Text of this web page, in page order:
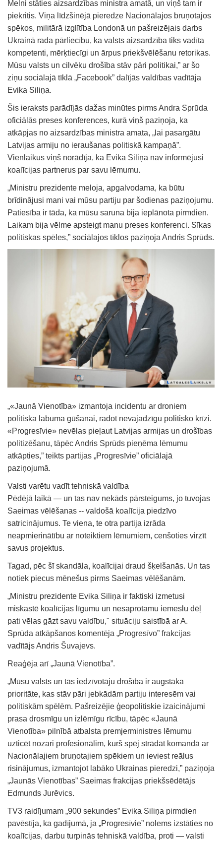
Melni stāties aizsardzības ministra amatā, un viņš tam ir
piekritis. Viņa līdzšinējā pieredze Nacionālajos bruņotajos
spēkos, militārā izglītība Londonā un pašreizējais darbs
Ukrainā rada pārliecību, ka valsts aizsardzība tiks vadīta
kompetenti, mērķtiecīgi un ārpus priekšvēlēšanu retorikas.
Mūsu valsts un cilvēku drošība stāv pāri politikai,” ar šo
ziņu sociālajā tīklā „Facebook” dalījās valdības vadītāja
Evika Siliņa.
Šis ieraksts parādījās dažas minūtes pirms Andra Sprūda
oficiālās preses konferences, kurā viņš paziņoja, ka
atkāpjas no aizsardzības ministra amata, „lai pasargātu
Latvijas armiju no ieraušanas politiskā kampaņā”.
Vienlaikus viņš norādīja, ka Evika Siliņa nav informējusi
koalīcijas partnerus par savu lēmumu.
„Ministru prezidente meloja, apgalvodama, ka būtu
brīdinājusi mani vai mūsu partiju par šodienas paziņojumu.
Patiesība ir tāda, ka mūsu saruna bija ieplānota pirmdien.
Laikam bija vēlme apsteigt manu preses konferenci. Sīkas
politiskas spēles,” sociālajos tīklos paziņoja Andris Sprūds.
„«Jaunā Vienotība» izmantoja incidentu ar droniem
politiska labuma gūšanai, radot nevajadzīgu politisko krīzi.
«Progresīvie» nevēlas pieļaut Latvijas armijas un drošības
politizēšanu, tāpēc Andris Sprūds pieņēma lēmumu
atkāpties,” teikts partijas „Progresīvie” oficiālajā
paziņojumā.
Valsti varētu vadīt tehniskā valdība
Pēdējā laikā — un tas nav nekāds pārsteigums, jo tuvojas
Saeimas vēlēšanas -- valdošā koalīcija piedzīvo
satricinājumus. Te viena, te otra partija izrāda
neapmierinātību ar noteiktiem lēmumiem, cenšoties virzīt
savus projektus.
Tagad, pēc šī skandāla, koalīcijai draud šķelšanās. Un tas
notiek piecus mēnešus pirms Saeimas vēlēšanām.
„Ministru prezidente Evika Siliņa ir faktiski izmetusi
miskastē koalīcijas līgumu un nesaprotamu iemeslu dēļ
pati vēlas gāzt savu valdību," situāciju saistībā ar A.
Sprūda atkāpšanos komentēja „Progresīvo” frakcijas
vadītājs Andris Šuvajevs.
Reaģēja arī „Jaunā Vienotība”.
„Mūsu valsts un tās iedzīvotāju drošība ir augstākā
prioritāte, kas stāv pāri jebkādām partiju interesēm vai
politiskām spēlēm. Pašreizējie ģeopolitiskie izaicinājumi
prasa drosmīgu un izlēmīgu rīcību, tāpēc «Jaunā
Vienotība» pilnībā atbalsta premjerministres lēmumu
uzticēt nozari profesionālim, kurš spēj strādāt komandā ar
Nacionālajiem bruņotajiem spēkiem un ieviest reālus
risinājumus, izmantojot labāko Ukrainas pieredzi,” paziņoja
„Jaunās Vienotības” Saeimas frakcijas priekšsēdētājs
Edmunds Jurēvics.
TV3 raidījumam „900 sekundes” Evika Siliņa pirmdien
pavēstīja, ka gadījumā, ja „Progresīvie” nolems izstāties no
koalīcijas, darbu turpinās tehniskā valdība, proti — valsti